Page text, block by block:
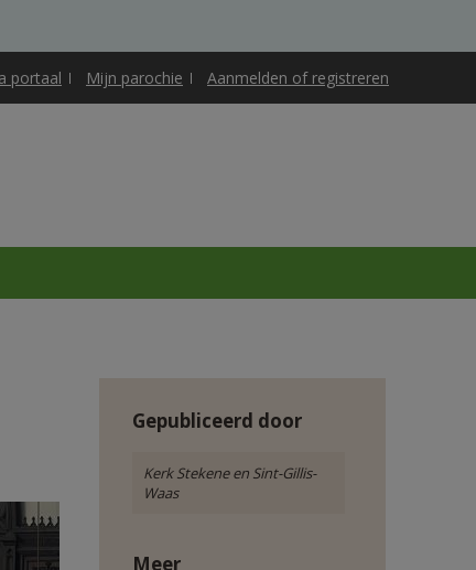
portaal Mijn parochie Aanmelden of registreren
Gepubliceerd door
Kerk Stekene en Sint-Gillis-
Waas
Meer